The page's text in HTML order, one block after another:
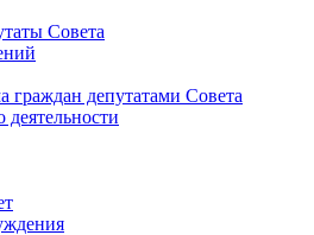
Совета
граждан депутатами Совета